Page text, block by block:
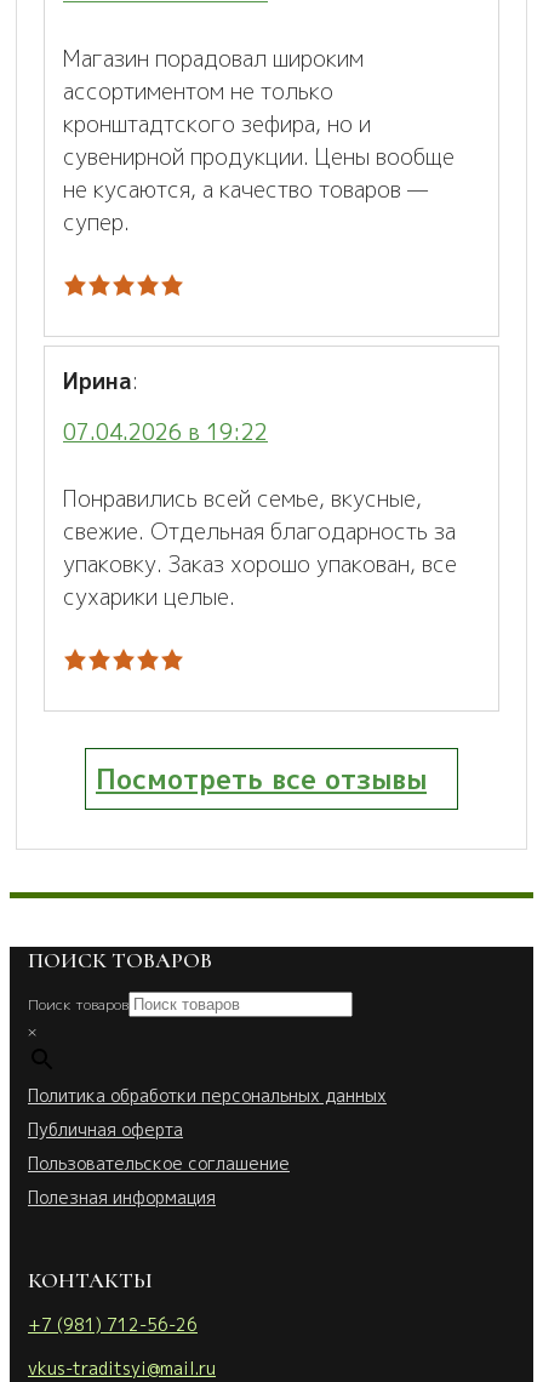
Магазин порадовал широким
ассортиментом не только
кронштадтского зефира, но и
сувенирной продукции. Цены вообще
не кусаются, а качество товаров —
супер.
Ирина:
07.04.2026 в 19:22
Понравились всей семье, вкусные,
свежие. Отдельная благодарность за
упаковку. Заказ хорошо упакован, все
сухарики целые.
Посмотреть все отзывы
ПОИСК ТОВАРОВ
Поиск товаров
×
Политика обработки персональных данных
Публичная оферта
Пользовательское соглашение
Полезная информация
КОНТАКТЫ
+7 (981) 712-56-26
vkus-traditsyi@mail.ru